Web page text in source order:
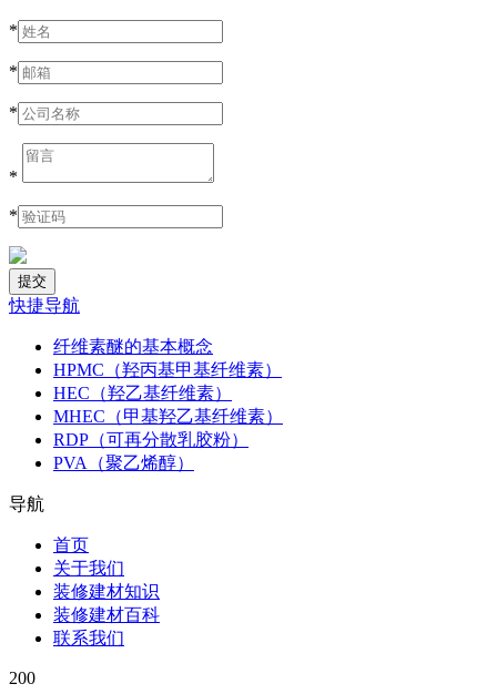
*
*
*
*
*
快捷导航
纤维素醚的基本概念
HPMC（羟丙基甲基纤维素）
HEC（羟乙基纤维素）
MHEC（甲基羟乙基纤维素）
RDP（可再分散乳胶粉）
PVA（聚乙烯醇）
导航
首页
关于我们
装修建材知识
装修建材百科
联系我们
200